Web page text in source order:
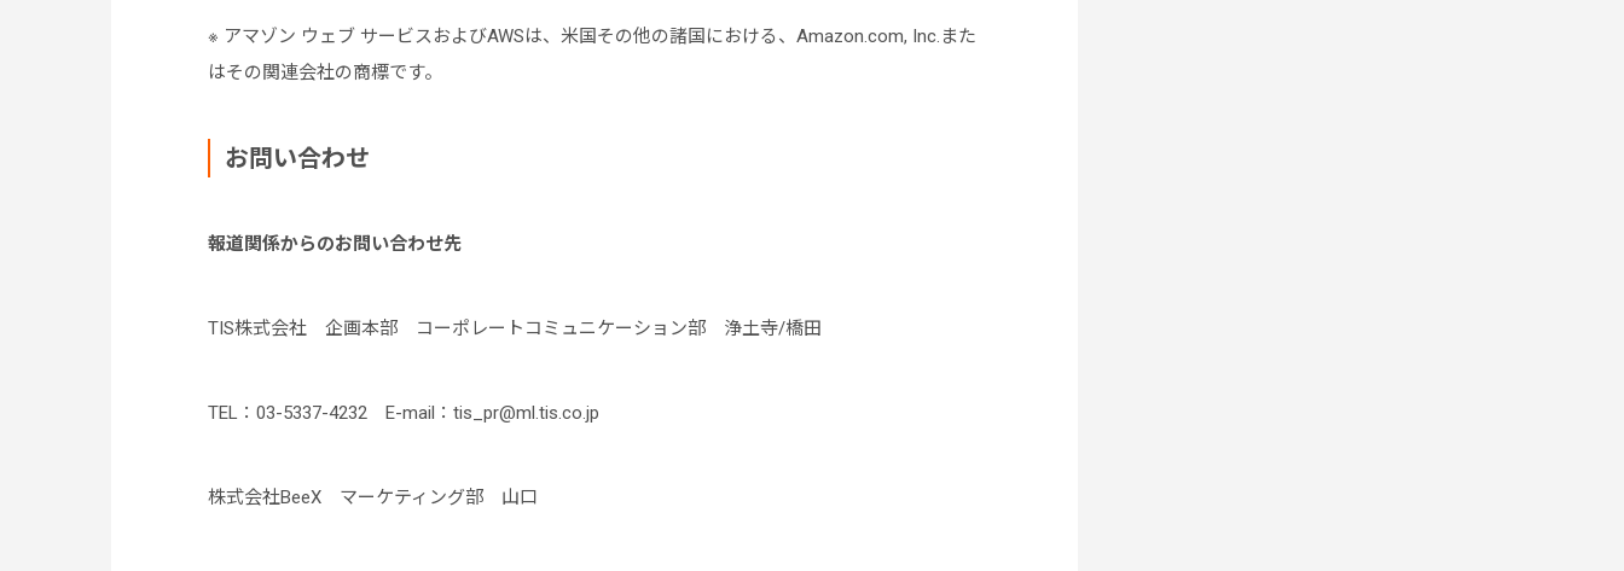
※ アマゾン ウェブ サービスおよびAWSは、米国その他の諸国における、Amazon.com, Inc.また
はその関連会社の商標です。
お問い合わせ
報道関係からのお問い合わせ先
TIS株式会社 企画本部 コーポレートコミュニケーション部 浄土寺/橋田
TEL：03-5337-4232 E-mail：tis_pr@ml.tis.co.jp
株式会社BeeX マーケティング部 山口